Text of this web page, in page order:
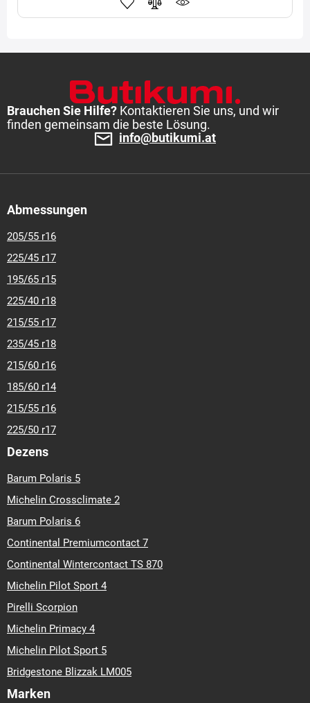
Brauchen Sie Hilfe? Kontaktieren Sie uns, und wir
finden gemeinsam die beste Lösung.
info@butikumi.at
Abmessungen
205/55 r16
225/45 r17
195/65 r15
225/40 r18
215/55 r17
235/45 r18
215/60 r16
185/60 r14
215/55 r16
225/50 r17
Dezens
Barum Polaris 5
Michelin Crossclimate 2
Barum Polaris 6
Continental Premiumcontact 7
Continental Wintercontact TS 870
Michelin Pilot Sport 4
Pirelli Scorpion
Michelin Primacy 4
Michelin Pilot Sport 5
Bridgestone Blizzak LM005
Marken